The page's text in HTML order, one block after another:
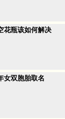
花瓶该如何解决
女双胞胎取名